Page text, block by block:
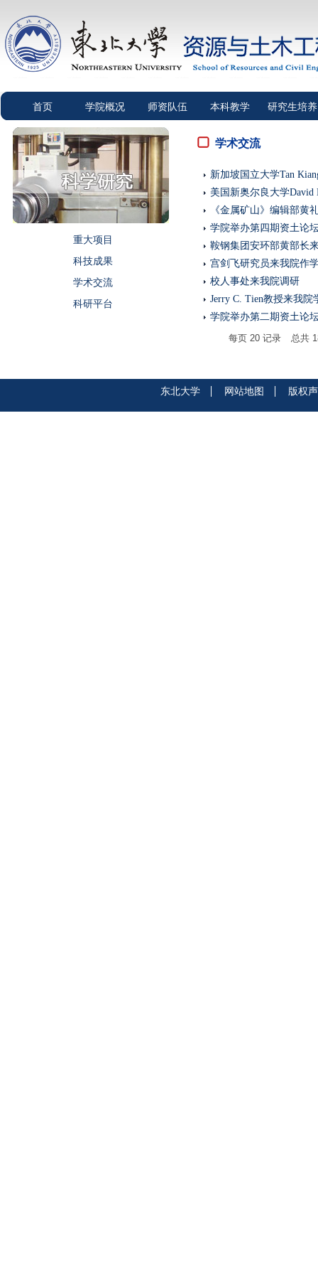
首页 学院概况 师资队伍 本科教学 研究生培养
重大项目
科技成果
学术交流
科研平台
学术交流
新加坡国立大学Tan
美国新奥尔良大学
《金属矿山》编辑部黄
学院举办第四期资土论
鞍钢集团安环部黄部长
宫剑飞研究员来我院作
校人事处来我院调研
Jerry C. Tien教授来我院
学院举办第二期资土论
每页 20 记录 总共
东北大学 网站地图 版权